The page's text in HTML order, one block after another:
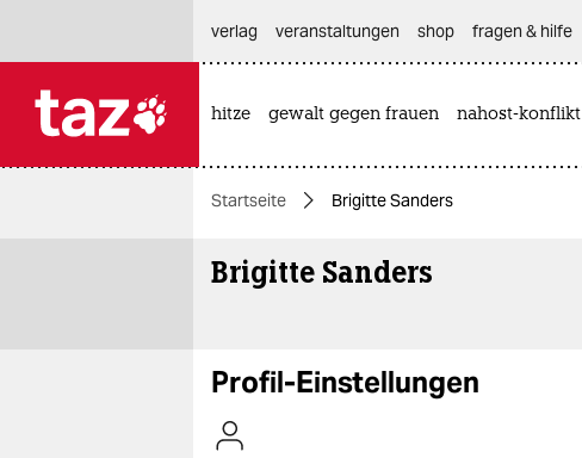
themen
politik
gesellschaft
kultur
verlag
veranstaltungen shop fragen & hilfe
hitze gewalt gegen frauen nahost-konflikt
Startseite Brigitte Sanders
Brigitte Sanders
Profil-Einstellungen